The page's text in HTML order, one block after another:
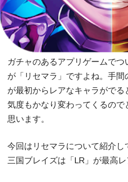
ガチャのあるアプリゲームで
が「リセマラ」ですよね。手間
が最初からレアなキャラがでる
気度もかなり変わってくるので
思います。
今回はリセマラについて紹介し
三国ブレイズは「LR」が最高レ